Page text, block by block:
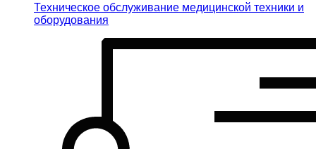
Техническое обслуживание медицинской техники и
оборудования